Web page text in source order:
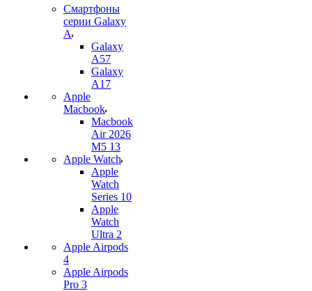
Смартфоны
серии Galaxy
A
Galaxy
A57
Galaxy
A17
Apple
Macbook
Macbook
Air 2026
M5 13
Apple Watch
Apple
Watch
Series 10
Apple
Watch
Ultra 2
Apple Airpods
4
Apple Airpods
Pro 3